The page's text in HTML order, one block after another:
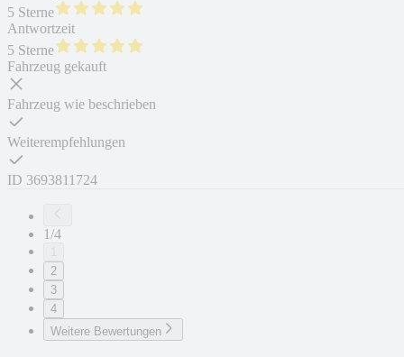
5 Sterne
Antwortzeit
5 Sterne
Fahrzeug gekauft
Fahrzeug wie beschrieben
Weiterempfehlungen
ID 3693811724
1/4
2
3
4
Weitere Bewertungen